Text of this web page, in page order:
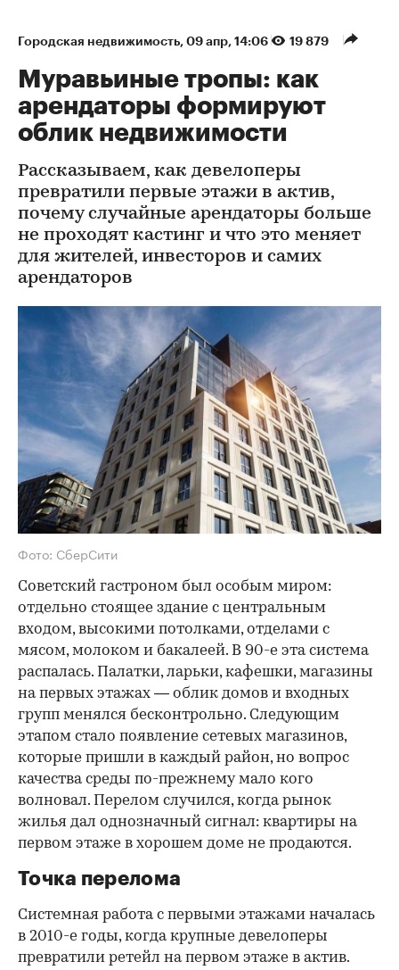
Городская недвижимость⁠, 09 апр, 14:06 19 879
Муравьиные тропы: как
арендаторы формируют
облик недвижимости
Рассказываем, как девелоперы
превратили первые этажи в актив,
почему случайные арендаторы больше
не проходят кастинг и что это меняет
для жителей, инвесторов и самих
арендаторов
Фото: СберСити
Советский гастроном был особым миром:
отдельно стоящее здание с центральным
входом, высокими потолками, отделами с
мясом, молоком и бакалеей. В 90-е эта система
распалась. Палатки, ларьки, кафешки, магазины
на первых этажах — облик домов и входных
групп менялся бесконтрольно. Следующим
этапом стало появление сетевых магазинов,
которые пришли в каждый район, но вопрос
качества среды по-прежнему мало кого
волновал. Перелом случился, когда рынок
жилья дал однозначный сигнал: квартиры на
первом этаже в хорошем доме не продаются.
Точка перелома
Системная работа с первыми этажами началась
в 2010-е годы, когда крупные девелоперы
превратили ретейл на первом этаже в актив.